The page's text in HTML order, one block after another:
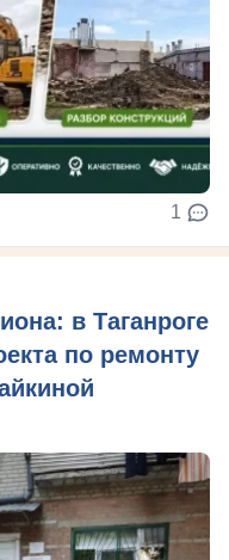
1
в Таганроге
по ремонту